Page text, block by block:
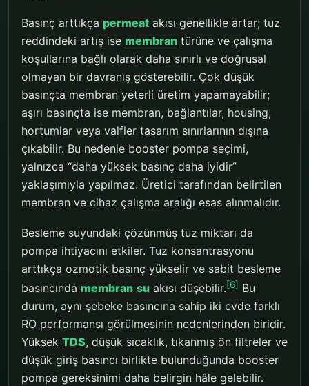
Basınç arttıkça permeat akısı genellikle artar; tuz
reddindeki artış ise membran türüne ve çalışma
koşullarına bağlı olarak daha sınırlı ve doğrusal
olmayan bir davranış gösterebilir. Çok düşük
basınçta membran yeterli üretim yapamayabilir;
aşırı basınçta ise membran, bağlantılar, housing,
hortumlar veya valfler tasarım sınırlarının dışına
çıkabilir. Bu nedenle booster pompa seçimi,
yalnızca “daha yüksek basınç daha iyidir”
yaklaşımıyla yapılmaz. Üretici tarafından belirtilen
membran ve cihaz çalışma aralığı esas alınmalıdır.
Besleme suyundaki çözünmüş tuz miktarı da
pompa ihtiyacını etkiler. Tuz konsantrasyonu
arttıkça ozmotik basınç yükselir ve sabit besleme
basıncında membran su akısı düşebilir.[6] Bu
durum, aynı şebeke basıncına sahip iki evde farklı
RO performansı görülmesinin nedenlerinden biridir.
Yüksek TDS, düşük sıcaklık, tıkanmış ön filtreler ve
düşük giriş basıncı birlikte bulunduğunda booster
pompa gereksinimi daha belirgin hâle gelebilir.